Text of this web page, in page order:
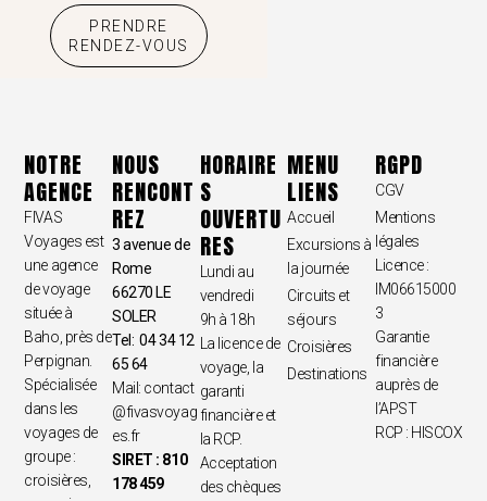
PRENDRE
RENDEZ-VOUS
NOTRE
AGENCE
FIVAS
Voyages est
une agence
de voyage
située à
Baho, près de
Perpignan.
Spécialisée
dans les
voyages de
groupe :
croisières,
NOUS
RENCONT
REZ
3 avenue de
Rome
66270 LE
SOLER
Tel: 04 34 12
65 64
Mail: contact
@fivasvoyag
es.fr
SIRET : 810
178 459
HORAIRE
S
OUVERTU
RES
Lundi au
vendredi
9h à 18h
La licence de
voyage, la
garanti
financière et
la RCP.
Acceptation
des chèques
MENU
LIENS
Accueil
Excursions à
la journée
Circuits et
séjours
Croisières
Destinations
RGPD
CGV
Mentions
légales
Licence :
IM06615000
3
Garantie
financière
auprès de
l’APST
RCP : HISCOX